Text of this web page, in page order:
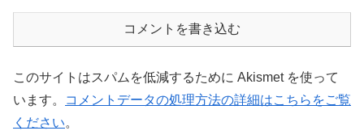
コメントを書き込む
このサイトはスパムを低減するために Akismet を使って
います。
コメントデータの処理方法の詳細はこちらをご覧
ください。